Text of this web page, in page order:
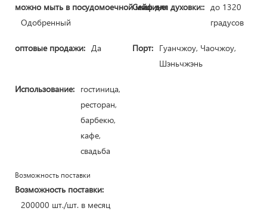
можно мыть в посудомоечной машине:
Одобренный
Сейф для духовки:: до 1320
градусов
оптовые продажи: Да Порт: Гуанчжоу, Чаочжоу,
Шэньчжэнь
Использование: гостиница,
ресторан,
барбекю,
кафе,
свадьба
Возможность поставки
Возможность поставки:
200000 шт./шт. в месяц